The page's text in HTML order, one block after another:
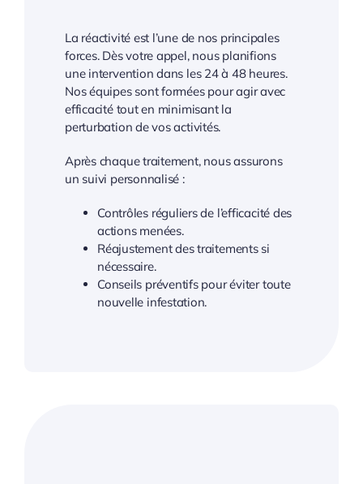
La réactivité est l’une de nos principales
forces. Dès votre appel, nous planifions
une intervention dans les 24 à 48 heures.
Nos équipes sont formées pour agir avec
efficacité tout en minimisant la
perturbation de vos activités.
Après chaque traitement, nous assurons
un suivi personnalisé :
Contrôles réguliers de l’efficacité des
actions menées.
Réajustement des traitements si
nécessaire.
Conseils préventifs pour éviter toute
nouvelle infestation.